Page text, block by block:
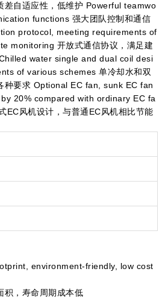
差自适应性，低维护 Powerful teamwo
functions 强大团队控制和通信
protocol, meeting requirements of
monitoring 开放式通信协议，满足建
water single and dual coil desi
of various schemes 单冷却水和双
种要求 Optional EC fan, sunk EC fan
20% compared with ordinary EC fa
EC风机设计，与普通EC风机相比节能
environment-friendly, low cost
积，寿命周期成本低